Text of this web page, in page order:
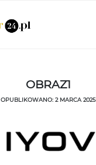
OBRAZ1
OPUBLIKOWANO: 2 MARCA 2025